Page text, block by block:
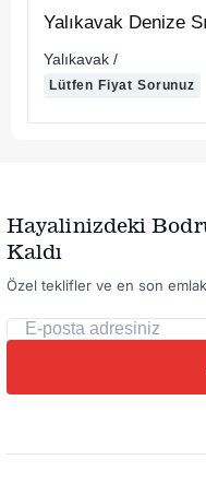
Yalıkavak Denize
Yalıkavak /
Lütfen Fiyat Sorunuz
Hayalinizdeki
Kaldı
Özel teklifler ve en son
posta